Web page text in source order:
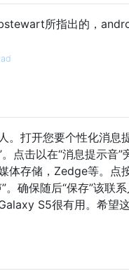
所指出的，
。打开您要个性化消息
点击以在“消息提示音
体存储，Zedge等。点
。确保随后“保存”该联系
S5很有用。希望这